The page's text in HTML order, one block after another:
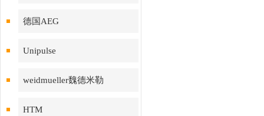
德国AEG
Unipulse
weidmueller魏德米勒
HTM